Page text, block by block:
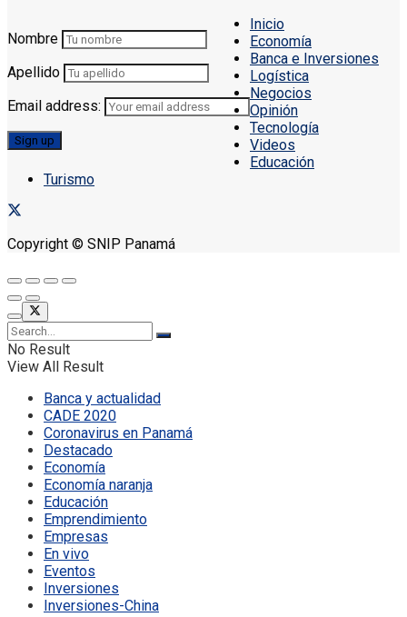
Nombre
Apellido
Email address:
Inicio
Economía
Banca e Inversiones
Logística
Negocios
Opinión
Tecnología
Videos
Educación
Turismo
Copyright © SNIP Panamá
No Result
View All Result
Banca y actualidad
CADE 2020
Coronavirus en Panamá
Destacado
Economía
Economía naranja
Educación
Emprendimiento
Empresas
En vivo
Eventos
Inversiones
Inversiones-China